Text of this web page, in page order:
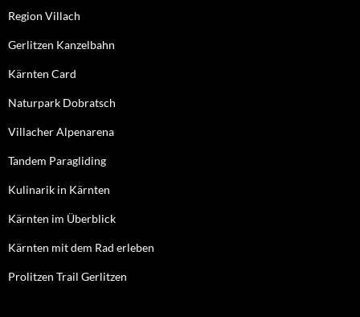
Region Villach
Gerlitzen Kanzelbahn
Kärnten Card
Naturpark Dobratsch
Villacher Alpenarena
Tandem Paragliding
Kulinarik in Kärnten
Kärnten im Überblick
Kärnten mit dem Rad erleben
Prolitzen Trail Gerlitzen